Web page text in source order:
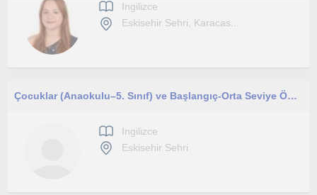
Ingilizce
Eskisehir Sehri, Karacas...
Çocuklar (Anaokulu–5. Sınıf) ve Başlangıç-Orta Seviye Öğrenciler İçin Eğlenceli İngilizce Dersleri
Ingilizce
Eskisehir Sehri